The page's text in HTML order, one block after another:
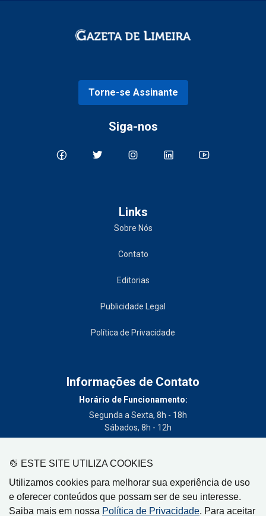
ESTE SITE UTILIZA COOKIES
Utilizamos cookies para melhorar sua experiência de uso
e oferecer conteúdos que possam ser de seu interesse.
Saiba mais em nossa Política de Privacidade. Para aceitar
Torne-se Assinante
Siga-nos
Links
Sobre Nós
Contato
Editorias
Publicidade Legal
Política de Privacidade
Informações de Contato
Horário de Funcionamento:
Segunda a Sexta, 8h - 18h
Sábados, 8h - 12h
(19) 3404-3700
Circulação:
Limeira - SP, Artur Nogueira - SP, Cordeirópolis - SP,
Engenheiro Coelho - SP, Iracemápolis - SP